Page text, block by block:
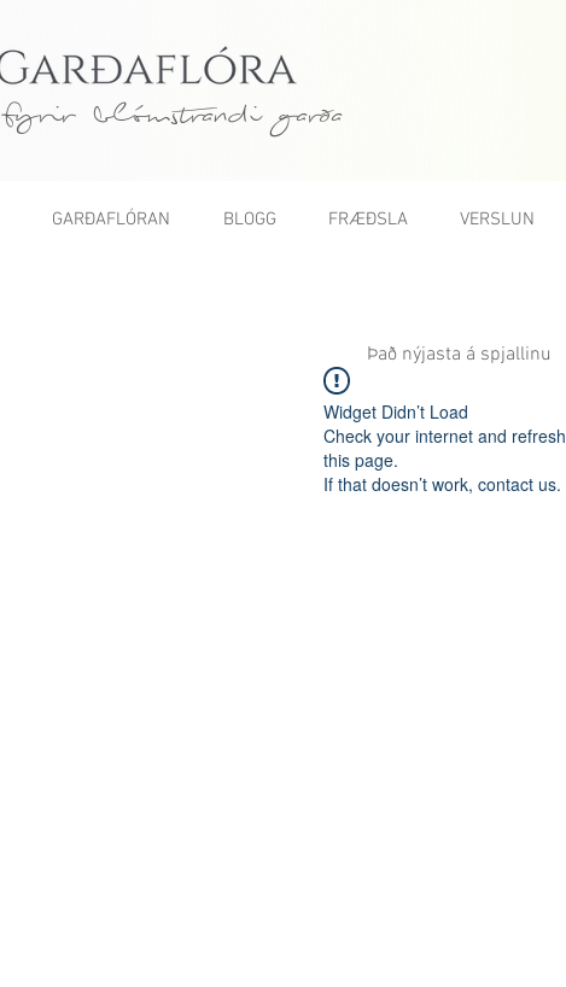
fyrir blómstrandi garða
GARÐAFLÓRAN BLOGG FRÆÐSLA VERSLUN
Það nýjasta á spjallinu
Widget Didn’t Load
Check your internet and refresh
this page.
If that doesn’t work, contact us.